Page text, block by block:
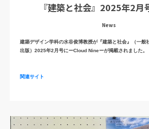
『建築と社会』2025年2月
News
建築デザイン学科の水谷俊博教授が『建築と社会』（一般
出版）2025年2月号にーCloud Nineーが掲載されました。
関連サイト